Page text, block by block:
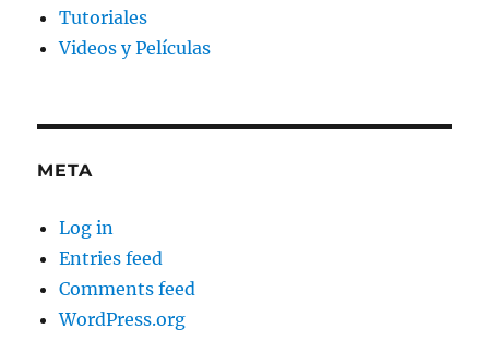
Tutoriales
Videos y Películas
META
Log in
Entries feed
Comments feed
WordPress.org